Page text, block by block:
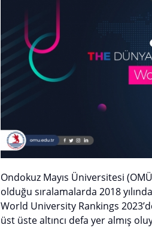
Ondokuz Mayıs Üniversitesi
olduğu sıralamalarda 2018
World University Rankings
üst üste altıncı defa yer almış